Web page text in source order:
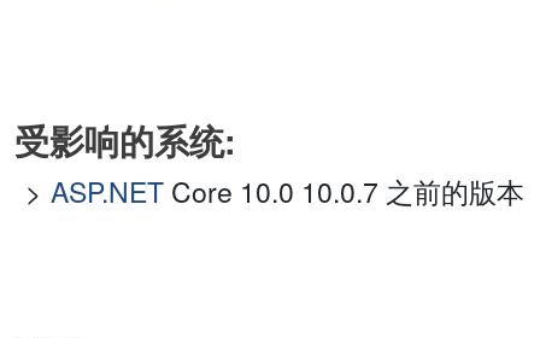
受影响的系统:
ASP.NET Core 10.0 10.0.7 之前的版本